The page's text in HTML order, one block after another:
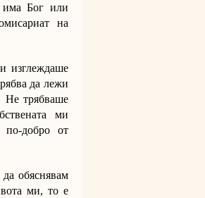
има Бог или
на
изглеждаше
да лежи
Не трябваше
ми
по-добро от
обяснявам
ми, то е